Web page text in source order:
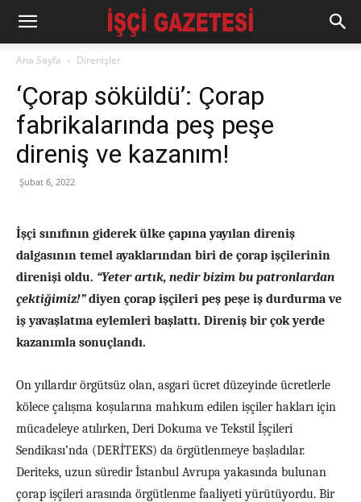
Ana Sayfa Direnişler
‘Çorap söküldü’: Çorap
fabrikalarında peş peşe
direniş ve kazanım!
Şubat 6, 2022
İşçi sınıfının giderek ülke çapına yayılan direniş
dalgasının temel ayaklarından biri de çorap işçilerinin
direnişi oldu. “Yeter artık, nedir bizim bu patronlardan
çektiğimiz!”diyen çorap işçileri peş peşe iş durdurma ve
iş yavaşlatma eylemleri başlattı. Direniş bir çok yerde
kazanımla sonuçlandı.
On yıllardır örgütsüz olan, asgari ücret düzeyinde ücretlerle
kölece çalışma koşularına mahkum edilen işçiler hakları için
mücadeleye atılırken, Deri Dokuma ve Tekstil İşçileri
Sendikası’nda (DERİTEKS) da örgütlenmeye başladılar.
Deriteks, uzun süredir İstanbul Avrupa yakasında bulunan
çorap işçileri arasında örgütlenme faaliyetiyürütüyordu. Bir